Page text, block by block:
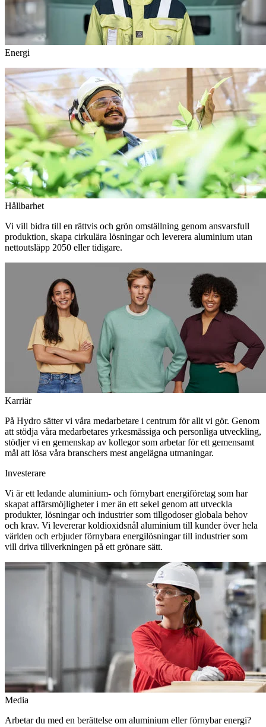
Energi
Hållbarhet
Vi vill bidra till en rättvis och grön omställning genom ansvarsfull
produktion, skapa cirkulära lösningar och leverera aluminium utan
nettoutsläpp 2050 eller tidigare.
Karriär
På Hydro sätter vi våra medarbetare i centrum för allt vi gör. Genom
att stödja våra medarbetares yrkesmässiga och personliga utveckling,
stödjer vi en gemenskap av kollegor som arbetar för ett gemensamt
mål att lösa våra branschers mest angelägna utmaningar.
Investerare
Vi är ett ledande aluminium- och förnybart energiföretag som har
skapat affärsmöjligheter i mer än ett sekel genom att utveckla
produkter, lösningar och industrier som tillgodoser globala behov
och krav. Vi levererar koldioxidsnål aluminium till kunder över hela
världen och erbjuder förnybara energilösningar till industrier som
vill driva tillverkningen på ett grönare sätt.
Media
Arbetar du med en berättelse om aluminium eller förnybar energi?